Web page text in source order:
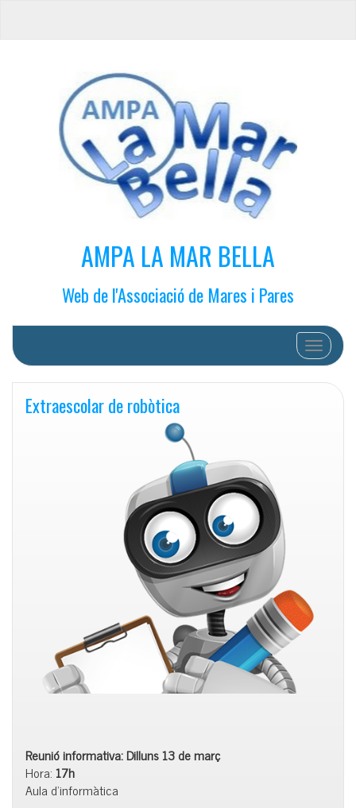
AMPA LA MAR BELLA
Web de l'Associació de Mares i Pares
Cambiar
Extraescolar de robòtica
Reunió informativa: Dilluns 13 de març
Hora:17h
Aula d’informàtica